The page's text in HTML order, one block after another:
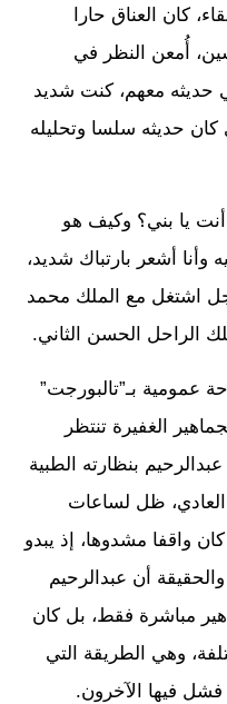
كان العناق حارا
أُمعن النظر في
حديثه معهم، كنت شديد
كان حديثه سلسا وتحليله
أنت يا بني؟ وكيف هو
أشعر بارتباك شديد،
اشتغل مع الملك محمد
الراحل الحسن الثاني.
عمومية بـ”تالبورجت”
الغفيرة تنتظر
بنظارته الطبية
العادي، ظل لساعات
واقفا مشدوها، إذ يبدو
أن عبدالرحيم
مباشرة فقط، بل كان
وهي الطريقة التي
فشل فيها الآخرون.